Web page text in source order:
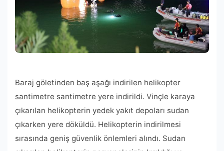
Baraj göletinden baş aşağı indirilen helikopter
santimetre santimetre yere indirildi. Vinçle karaya
çıkarılan helikopterin yedek yakıt depoları sudan
çıkarken yere döküldü. Helikopterin indirilmesi
sırasında geniş güvenlik önlemleri alındı. Sudan